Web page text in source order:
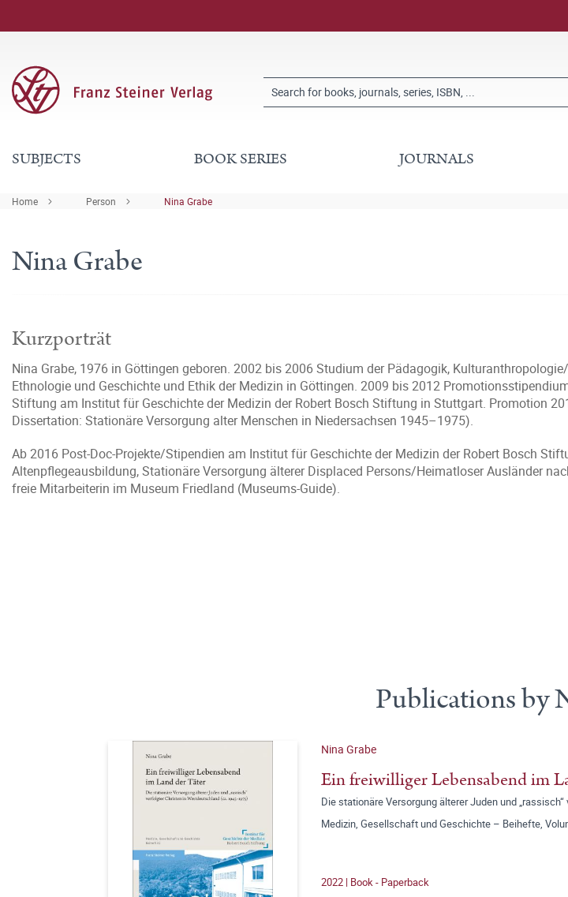
SUBJECTS BOOK SERIES JOURNALS
Home Person Nina Grabe
Nina Grabe
Kurzporträt
Nina Grabe, 1976 in Göttingen geboren. 2002 bis 2006 Studium der Pädagogik,
Ethnologie und Geschichte und Ethik der Medizin in Göttingen. 2009 bis 2012
Stiftung am Institut für Geschichte der Medizin der Robert Bosch Stiftung in Stuttgart. Promotion
Dissertation: Stationäre Versorgung alter Menschen in Niedersachsen 1945–1975).
Ab 2016 Post-Doc-Projekte/Stipendien am Institut für Geschichte der Medizin der Robert Bosch
Altenpflegeausbildung, Stationäre Versorgung älterer Displaced Persons/Heimatloser Ausländer
freie Mitarbeiterin im Museum Friedland (Museums-Guide).
Publications by
Nina Grabe
Ein freiwilliger Lebensabend im
Die stationäre Versorgung älterer Juden und
Medizin, Gesellschaft und Geschichte – Beihefte,
2022 | Book - Paperback